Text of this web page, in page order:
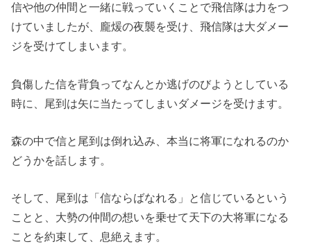
信や他の仲間と一緒に戦っていくことで飛信隊は力をつ
けていましたが、龐煖の夜襲を受け、飛信隊は大ダメー
ジを受けてしまいます。
負傷した信を背負ってなんとか逃げのびようとしている
時に、尾到は矢に当たってしまいダメージを受けます。
森の中で信と尾到は倒れ込み、本当に将軍になれるのか
どうかを話します。
そして、尾到は「信ならばなれる」と信じているという
ことと、大勢の仲間の想いを乗せて天下の大将軍になる
ことを約束して、息絶えます。